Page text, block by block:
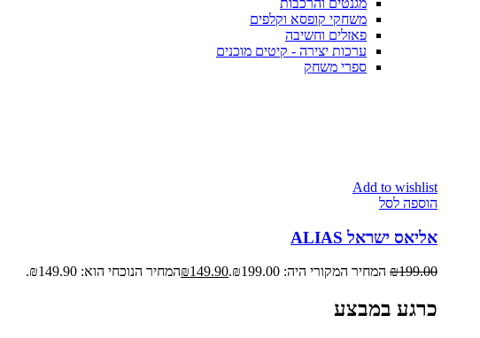
מגנטים והרכבות
משחקי קופסא וקלפים
פאזלים וחשיבה
ערכות יצירה - קיטים מוכנים
ספרי משחק
Add to wishlist
הוספה לסל
אליאס ישראל ALIAS
₪199.00 המחיר המקורי היה: ₪199.00. ₪149.90 המחיר הנוכחי הוא: ₪149.90.
כרגע במבצע